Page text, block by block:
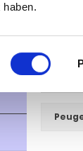
607